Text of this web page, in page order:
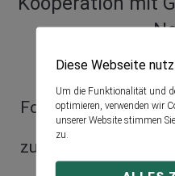
Folgende
zugesagt:
Diese Webseite
Um die Funktionalität und
optimieren, verwenden wir
unserer Website stimmen
zu.